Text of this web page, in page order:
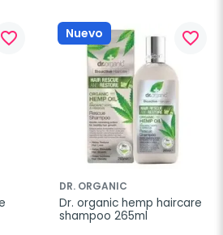
favorite_border Nuevo favorite_border
DR. ORGANIC
Dr. organic hemp haircare
shampoo 265ml